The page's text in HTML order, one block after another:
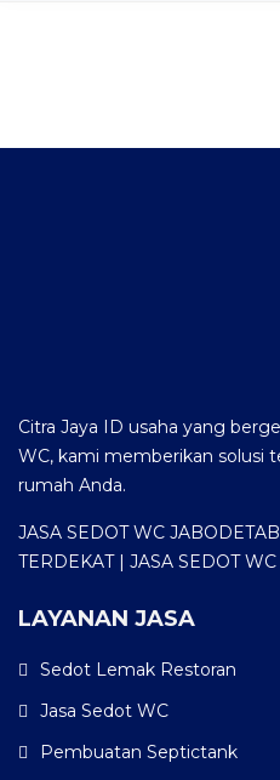
Citra Jaya ID usaha yang
WC, kami memberikan solusi
rumah Anda.
JASA SEDOT WC
TERDEKAT | JASA SEDOT
LAYANAN JASA
Sedot Lemak Restoran
Jasa Sedot WC
Pembuatan Septictank